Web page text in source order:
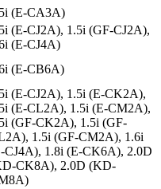
(E-CA3A)
(E-CJ2A), 1.5i (GF-CJ2A),
(E-CJ4A)
(E-CB6A)
(E-CJ2A), 1.5i (E-CK2A),
(E-CL2A), 1.5i (E-CM2A),
(GF-CK2A), 1.5i (GF-
1.5i (GF-CM2A), 1.6i
CJ4A), 1.8i (E-CK6A), 2.0D
CK8A), 2.0D (KD-